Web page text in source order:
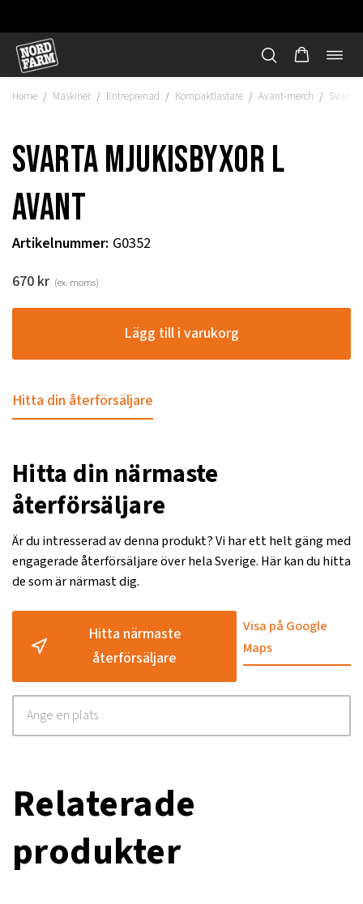
Hoppa
innehåll
Home / Maskiner / Entreprenad / Kompaktlastare / Avant-merch / Svarta
Svarta mjukisbyxor L
Avant
Artikelnummer: G0352
670 kr (ex. moms)
Lägg till i varukorg
Hitta din återförsäljare
Hitta din närmaste
återförsäljare
Är du intresserad av denna produkt? Vi har ett helt gäng med
engagerade återförsäljare över hela Sverige. Här kan du hitta
de som är närmast dig.
Hitta närmaste
återförsäljare
Visa på Google
Maps
Relaterade
produkter